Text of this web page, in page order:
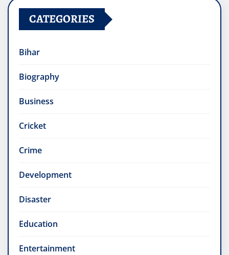
CATEGORIES
Bihar
Biography
Business
Cricket
Crime
Development
Disaster
Education
Entertainment